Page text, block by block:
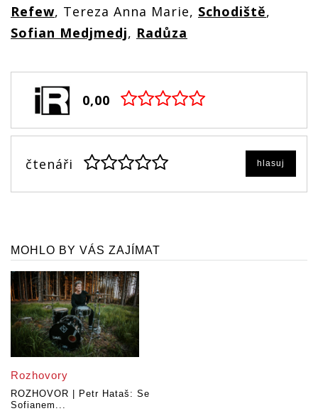
Refew, Tereza Anna Marie, Schodiště,
Sofian Medjmedj, Radůza
0,00
čtenáři hlasuj
MOHLO BY VÁS ZAJÍMAT
Rozhovory
ROZHOVOR | Petr Hataš: Se
Sofianem...